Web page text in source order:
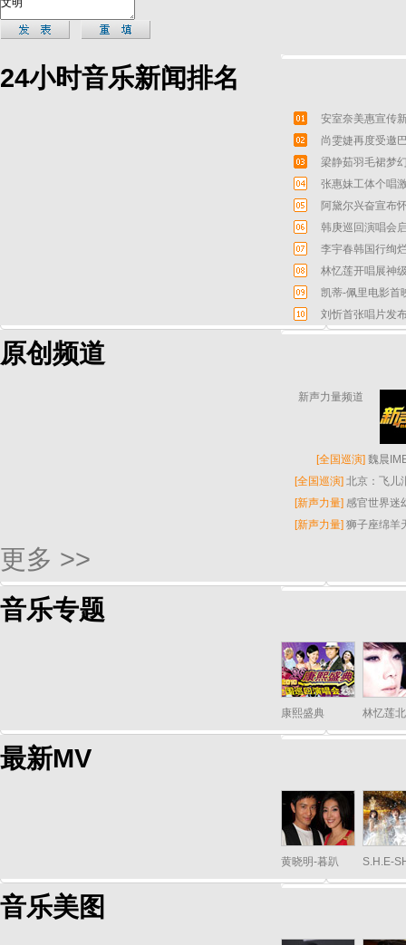
24小时音乐新闻排名
安室奈美惠宣传
尚雯婕再度受邀
梁静茹羽毛裙梦
张惠妹工体个唱
阿黛尔兴奋宣布
韩庚巡回演唱会
李宇春韩国行绚
林忆莲开唱展神
凯蒂-佩里电影首
刘忻首张唱片发
原创频道
新声力量频道
[全国巡演] 魏晨
[全国巡演] 北京：飞儿
[新声力量] 感官世界迷
[新声力量] 狮子座绵羊
更多 >>
音乐专题
康熙盛典 林忆莲
最新MV
黄晓明-暮趴 S.H.E-
音乐美图